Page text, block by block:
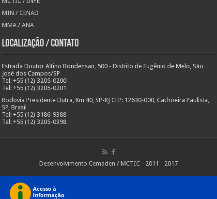
MIN / CENAD
MMA / ANA
Localização / Contato
Estrada Doutor Altino Bondensan, 500 - Distrito de Eugênio de Melo, São
José dos Campos/SP
Tel: +55 (12) 3205-0200
Tel: +55 (12) 3205-0201
Rodovia Presidente Dutra, Km 40, SP-RJ CEP: 12630-000, Cachoeira Paulista,
SP, Brasil
Tel: +55 (12) 3186-9388
Tel: +55 (12) 3205-0398
Desenvolvimento Cemaden / MCTIC - 2011 - 2017